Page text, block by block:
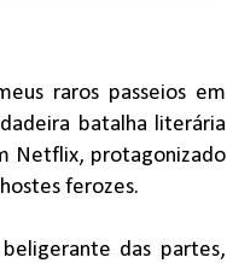
raros passeios em
batalha literária
Netflix, protagonizado
ferozes.
das partes,